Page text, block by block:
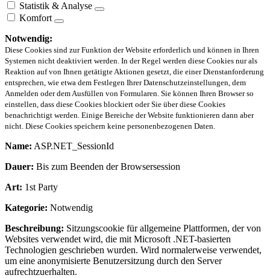
Statistik & Analyse
Komfort
Notwendig:
Diese Cookies sind zur Funktion der Website erforderlich und können in Ihren
Systemen nicht deaktiviert werden. In der Regel werden diese Cookies nur als
Reaktion auf von Ihnen getätigte Aktionen gesetzt, die einer Dienstanforderung
entsprechen, wie etwa dem Festlegen Ihrer Datenschutzeinstellungen, dem
Anmelden oder dem Ausfüllen von Formularen. Sie können Ihren Browser so
einstellen, dass diese Cookies blockiert oder Sie über diese Cookies
benachrichtigt werden. Einige Bereiche der Website funktionieren dann aber
nicht. Diese Cookies speichern keine personenbezogenen Daten.
Name: ASP.NET_SessionId
Dauer: Bis zum Beenden der Browsersession
Art: 1st Party
Kategorie: Notwendig
Beschreibung: Sitzungscookie für allgemeine Plattformen, der von
Websites verwendet wird, die mit Microsoft .NET-basierten
Technologien geschrieben wurden. Wird normalerweise verwendet,
um eine anonymisierte Benutzersitzung durch den Server
aufrechtzuerhalten.